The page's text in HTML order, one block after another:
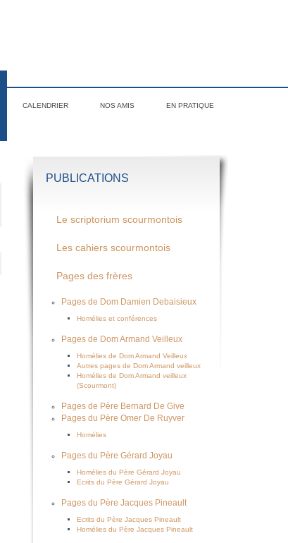
CALENDRIER NOS AMIS EN PRATIQUE
PUBLICATIONS
Le scriptorium scourmontois
Les cahiers scourmontois
Pages des frères
Pages de Dom Damien Debaisieux
Homélies et conférences
Pages de Dom Armand Veilleux
Homélies de Dom Armand Veilleux
Autres pages de Dom Armand veilleux
Homélies de Dom Armand veilleux
(Scourmont)
Pages de Père Bernard De Give
Pages du Père Omer De Ruyver
Homélies
Pages du Père Gérard Joyau
Homélies du Père Gérard Joyau
Ecrits du Père Gérard Joyau
Pages du Père Jacques Pineault
Ecrits du Père Jacques Pineault
Homélies du Père Jacques Pineault